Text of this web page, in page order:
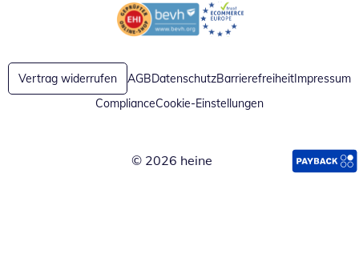
Öffnet in neuem FensterÖffnet in neuem Fenster
Vertrag widerrufen AGBDatenschutzBarrierefreiheitImpressum
ComplianceCookie-Einstellungen
© 2026 heine